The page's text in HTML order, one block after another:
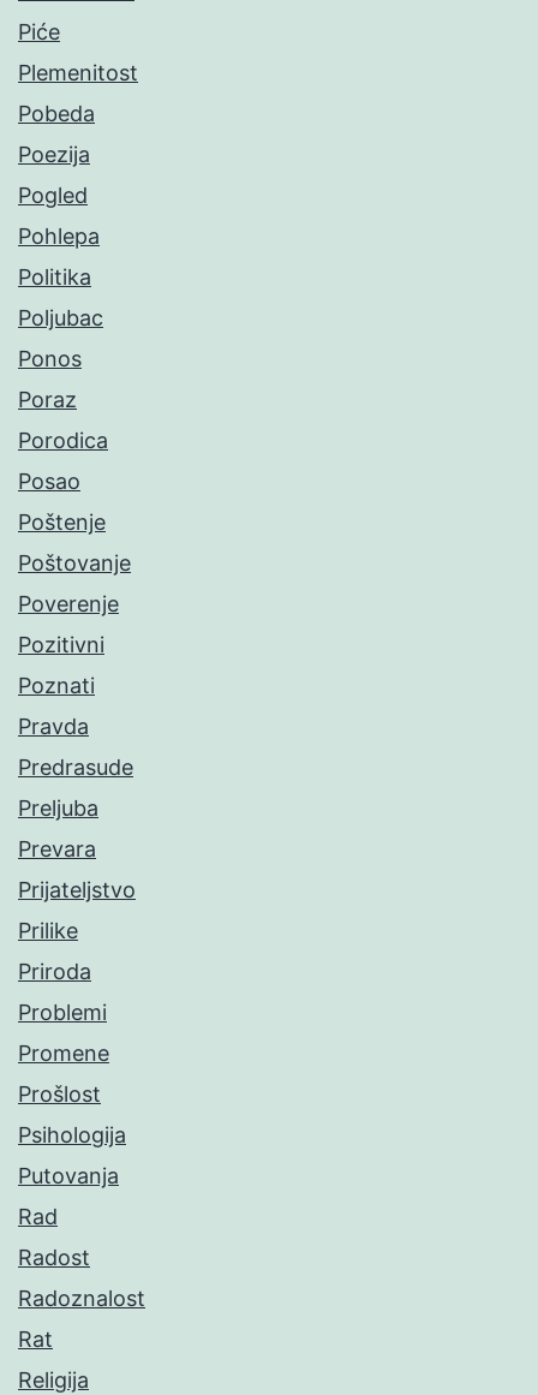
Piće
Plemenitost
Pobeda
Poezija
Pogled
Pohlepa
Politika
Poljubac
Ponos
Poraz
Porodica
Posao
Poštenje
Poštovanje
Poverenje
Pozitivni
Poznati
Pravda
Predrasude
Preljuba
Prevara
Prijateljstvo
Prilike
Priroda
Problemi
Promene
Prošlost
Psihologija
Putovanja
Rad
Radost
Radoznalost
Rat
Religija